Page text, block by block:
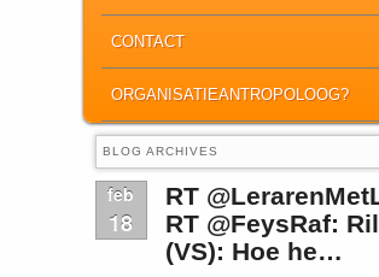
CONTACT
ORGANISATIEANTROPOLOOG?
BLOG ARCHIVES
feb
18
RT
RT @FeysRaf:
(VS): Hoe he…